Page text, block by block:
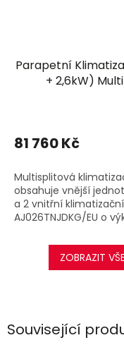
Související
Parapetní
+ 2,6kW)
81 760 Kč
Multisplitová
obsahuje vnější
a 2 vnitřní
AJ026TNJDKG/EU o
ZOBRAZIT